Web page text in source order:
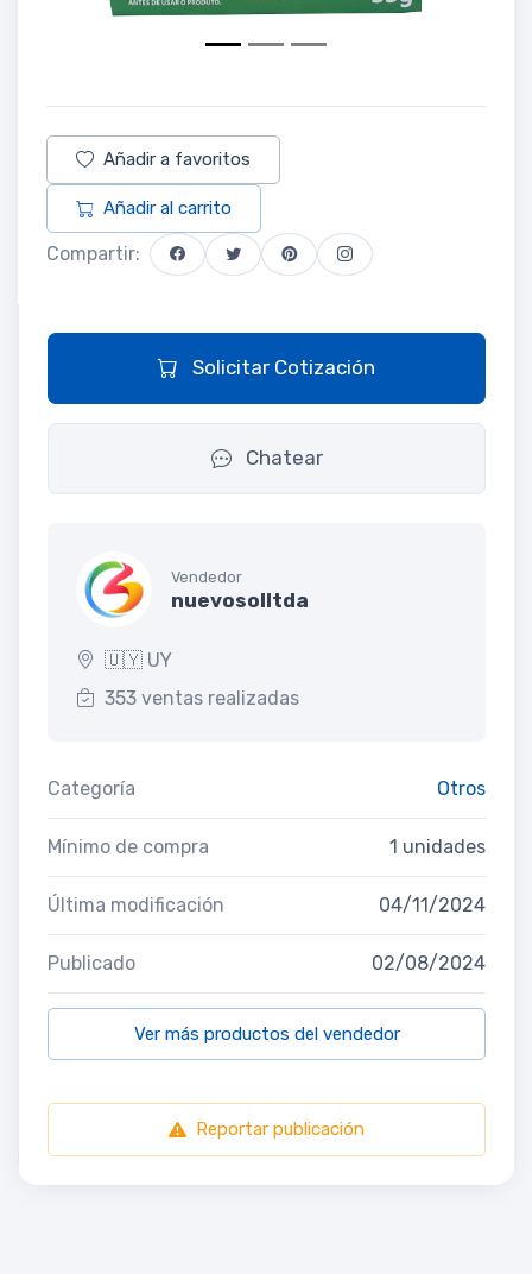
Añadir a favoritos
Añadir al carrito
Compartir:
Solicitar Cotización
Chatear
Vendedor
nuevosolltda
🇺🇾 UY
353 ventas realizadas
Categoría Otros
Mínimo de compra 1 unidades
Última modificación 04/11/2024
Publicado 02/08/2024
Ver más productos del vendedor
Reportar publicación